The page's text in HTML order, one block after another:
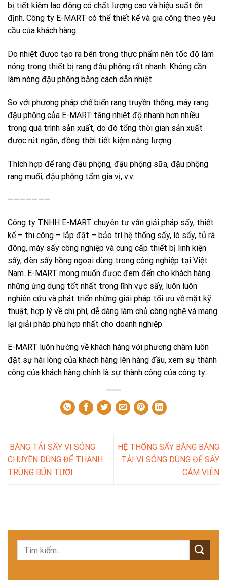
bị tiết kiệm lao động có chất lượng cao và hiệu suất ổn
định. Công ty E-MART có thể thiết kế và gia công theo yêu
cầu của khách hàng.
Do nhiệt được tạo ra bên trong thực phẩm nên tốc độ làm
nóng trong thiết bị rang đậu phộng rất nhanh. Không cần
làm nóng đậu phộng bằng cách dẫn nhiệt.
So với phương pháp chế biến rang truyền thống, máy rang
đậu phộng của E-MART tăng nhiệt độ nhanh hơn nhiều
trong quá trình sản xuất, do đó tổng thời gian sản xuất
được rút ngắn, đồng thời tiết kiệm năng lượng.
Thích hợp để rang đậu phộng, đậu phộng sữa, đậu phộng
rang muối, đậu phộng tẩm gia vị, v.v.
———————
Công ty TNHH E-MART chuyên tư vấn giải pháp sấy, thiết
kế – thi công – lắp đặt – bảo trì hệ thống sấy, lò sấy, tủ rã
đông, máy sấy công nghiệp và cung cấp thiết bị linh kiện
sấy, đèn sấy hồng ngoại dùng trong công nghiệp tại Việt
Nam. E-MART mong muốn được đem đến cho khách hàng
những ứng dụng tốt nhất trong lĩnh vực sấy, luôn luôn
nghiên cứu và phát triển những giải pháp tối ưu về mặt kỹ
thuật, hợp lý về chi phí, dễ dàng làm chủ công nghệ và mang
lại giải pháp phù hợp nhất cho doanh nghiệp
E-MART luôn hướng về khách hàng với phương châm luôn
đặt sự hài lòng của khách hàng lên hàng đầu, xem sự thành
công của khách hàng chính là sự thành công của công ty.
BĂNG TẢI SẤY VI SÓNG
CHUYÊN DÙNG ĐỂ THANH
TRÙNG BÚN TƯƠI
HỆ THỐNG SẤY BẰNG BĂNG
TẢI VI SÓNG DÙNG ĐỂ SẤY
CÁM VIÊN